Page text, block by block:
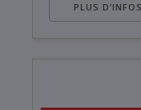
PLUS D’INFOS